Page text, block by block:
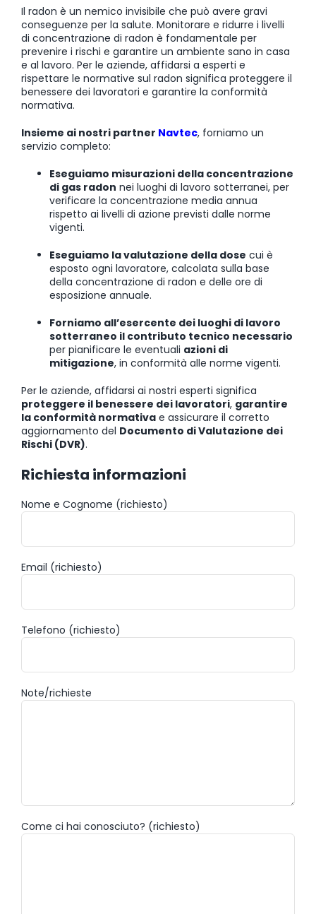
Il radon è un nemico invisibile che può avere gravi
conseguenze per la salute. Monitorare e ridurre i livelli
di concentrazione di radon è fondamentale per
prevenire i rischi e garantire un ambiente sano in casa
e al lavoro. Per le aziende, affidarsi a esperti e
rispettare le normative sul radon significa proteggere il
benessere dei lavoratori e garantire la conformità
normativa.
Insieme ai nostri partner Navtec, forniamo un
servizio completo:
Eseguiamo misurazioni della concentrazione
di gas radon nei luoghi di lavoro sotterranei, per
verificare la concentrazione media annua
rispetto ai livelli di azione previsti dalle norme
vigenti.
Eseguiamo la valutazione della dose cui è
esposto ogni lavoratore, calcolata sulla base
della concentrazione di radon e delle ore di
esposizione annuale.
Forniamo all’esercente dei luoghi di lavoro
sotterraneo il contributo tecnico necessario
per pianificare le eventuali azioni di
mitigazione, in conformità alle norme vigenti.
Per le aziende, affidarsi ai nostri esperti significa
proteggere il benessere dei lavoratori, garantire
la conformità normativa e assicurare il corretto
aggiornamento del Documento di Valutazione dei
Rischi (DVR).
Richiesta informazioni
Nome e Cognome (richiesto)
Email (richiesto)
Telefono (richiesto)
Note/richieste
Come ci hai conosciuto? (richiesto)